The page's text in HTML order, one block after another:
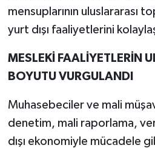
mensuplarının uluslararası
yurt dışı faaliyetlerini
MESLEKİ FAALİYETLERİN
BOYUTU VURGULANDI
Muhasebeciler ve mali
denetim, mali raporlama,
dışı ekonomiyle mücadele